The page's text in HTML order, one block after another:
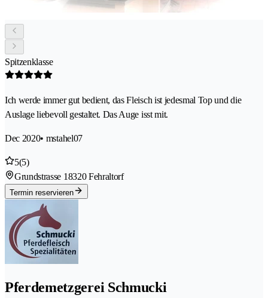
Spitzenklasse
Ich werde immer gut bedient, das Fleisch ist jedesmal Top und die
Auslage liebevoll gestaltet. Das Auge isst mit.
Dec 2020• mstahel07
5(5)
Grundstrasse 18320 Fehraltorf
Termin reservieren
Pferdemetzgerei Schmucki